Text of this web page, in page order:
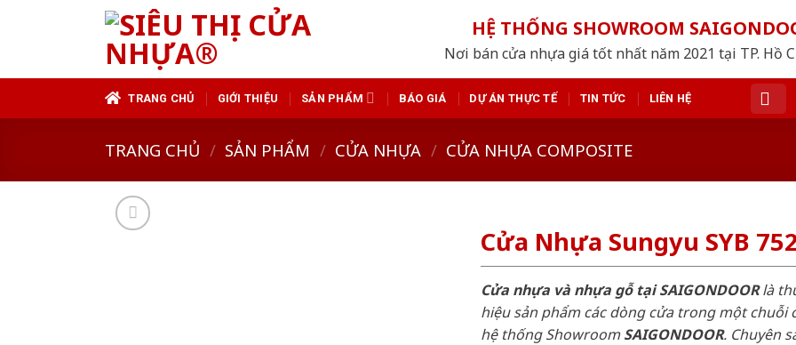
HỆ THỐNG SHOWROOM
Nơi bán cửa nhựa giá tốt nhất năm 2021 tại TP. Hồ
TRANG CHỦ GIỚI THIỆU SẢN PHẨM BÁO GIÁ DỰ ÁN THỰC TẾ TIN TỨC LIÊN HỆ
TRANG CHỦ / SẢN PHẨM / CỬA NHỰA / CỬA NHỰA COMPOSITE
Cửa Nhựa Sungyu SYB
Cửa nhựa và nhựa gỗ tại SAIGONDOORlà
hiệu sản phẩm các dòng cửa trong một chuỗi
hệ thống ShowroomSAIGONDOOR. Chuyên